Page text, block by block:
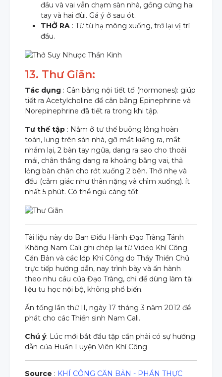
đầu và vai vẫn chạm sàn nhà, gồng cứng hai
tay và hai đùi. Gá ý ở sau ót.
THỞ RA : Từ từ hạ mông xuống, trở lại vị trí
đầu.
13. Thư Giãn:
Tác dụng : Cân bằng nội tiết tố (hormones): giúp
tiết ra Acetylcholine để cân bằng Epinephrine và
Norepinephrine đã tiết ra trong khi tập.
Tư thế tập : Nằm ở tư thế buông lỏng hoàn
toàn, lưng trên sàn nhà, gỡ mắt kiếng ra, mắt
nhắm lại, 2 bàn tay ngửa, dang ra sao cho thoải
mái, chân thẳng dang ra khoảng bằng vai, thả
lỏng bàn chân cho rớt xuống 2 bên. Thở nhẹ và
đều (cảm giác như thân nặng và chìm xuống). ít
nhất 5 phút. Có thể ngủ càng tốt.
Tài liệu này do Ban Điều Hành Đạo Tràng Tánh
Không Nam Cali ghi chép lại từ Video Khí Công
Căn Bản và các lớp Khí Công do Thầy Thiền Chủ
trực tiếp hướng dẫn, nay trình bày và ấn hành
theo nhu cầu của Đạo Tràng, chỉ để dùng làm tài
liệu tu học nội bộ, không phổ biến.
Ấn tống lần thứ II, ngày 17 tháng 3 năm 2012 để
phát cho các Thiền sinh Nam Cali.
Chú ý: Lúc mới bắt đầu tập cần phải có sự hướng
dẫn của Huấn Luyện Viên Khí Công
Source : KHÍ CÔNG CĂN BẢN - PHẦN THỰC